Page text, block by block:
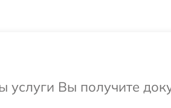
услуги Вы получите